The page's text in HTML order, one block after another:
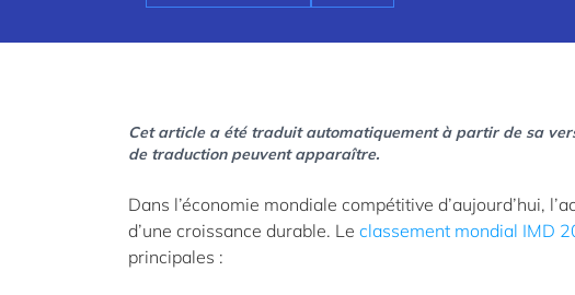
Cet article a été traduit automatiquement à partir de sa
de traduction peuvent apparaître.
Dans l’économie mondiale compétitive d’aujourd’hui,
d’une croissance durable. Le classement mondial IMD
principales :